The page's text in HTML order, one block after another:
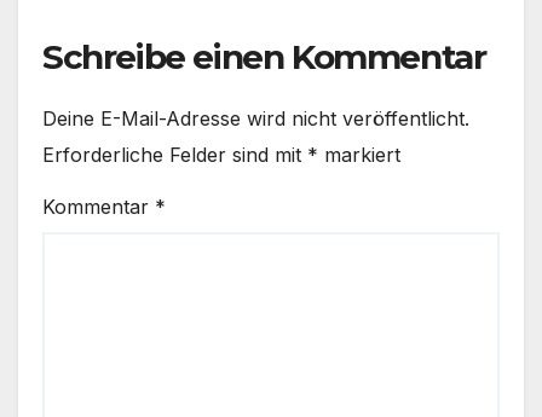
Schreibe einen Kommentar
Deine E-Mail-Adresse wird nicht veröffentlicht.
Erforderliche Felder sind mit * markiert
Kommentar *